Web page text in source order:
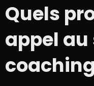
Quels
appel au